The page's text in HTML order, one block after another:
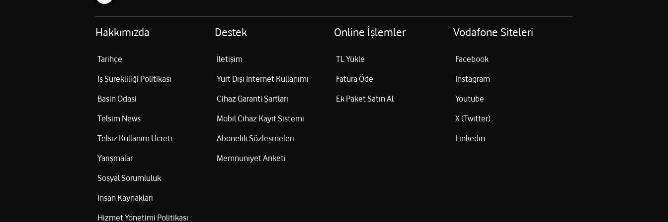
Hakkımızda
Tarihçe
İş Sürekliliği Politikası
Basin Odasi
Telsim News
Telsiz Kullanım Ücreti
Yarışmalar
Sosyal Sorumluluk
İnsan Kaynakları
Hizmet Yönetimi Politikası
Destek
İletişim
Yurt Dışı İnternet Kullanımı
Cihaz Garanti Şartları
Mobil Cihaz Kayıt Sistemi
Abonelik Sözleşmeleri
Memnuniyet Anketi
Online İşlemler
TL Yükle
Fatura Öde
Ek Paket Satın Al
Vodafone Siteleri
Facebook
Instagram
Youtube
X (Twitter)
Linkedin